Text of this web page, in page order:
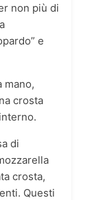
non più di
e
mano,
crosta
di
crosta,
Questi